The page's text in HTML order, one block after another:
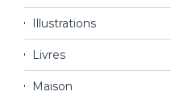
Illustrations
Livres
Maison